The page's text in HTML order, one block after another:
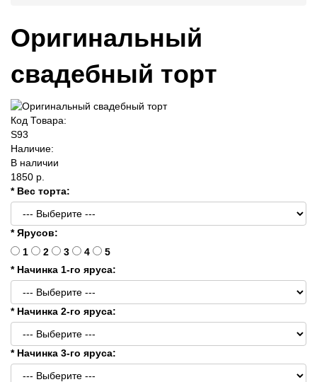
Оригинальный
свадебный торт
Код Товара:
S93
Наличие:
В наличии
1850 р.
* Вес торта:
* Ярусов:
1
2 3 4
5
* Начинка 1-го яруса:
* Начинка 2-го яруса:
* Начинка 3-го яруса: